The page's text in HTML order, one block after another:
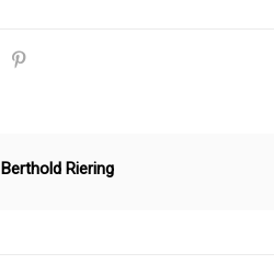
Berthold Riering